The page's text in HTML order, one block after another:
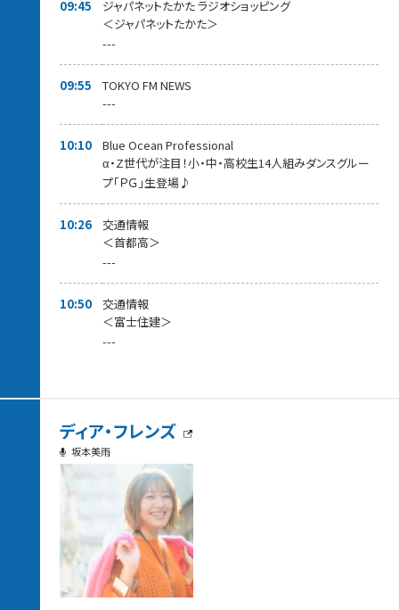
09:45
ジャパネットたかた ラジオショッピング
＜ジャパネットたかた＞
---
09:55
TOKYO FM NEWS
---
10:10
Blue Ocean Professional
α・Z世代が注目！小・中・高校生14人組みダンスグルー
プ「ＰＧ」生登場♪
10:26
交通情報
＜首都高＞
---
10:50
交通情報
＜富士住建＞
---
ディア・フレンズ
坂本美雨